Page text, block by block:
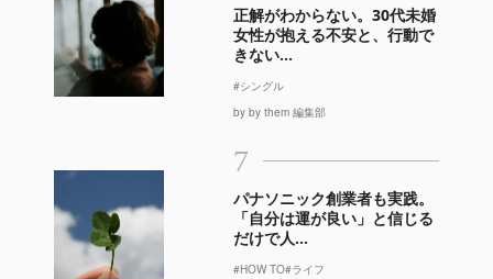
正解がわからない。30代未婚
女性が抱える不安と、行動で
きない...
#シングル
by by them 編集部
7
パナソニック創業者も実践。
「自分は運が良い」と信じる
だけで人...
#HOW TO#ライフ